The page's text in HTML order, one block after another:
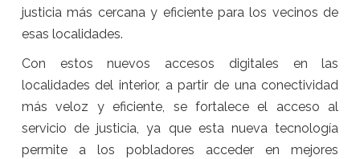
justicia más cercana y eficiente para los vecinos de
esas localidades.
Con estos nuevos accesos digitales en las
localidades del interior, a partir de una conectividad
más veloz y eficiente, se fortalece el acceso al
servicio de justicia, ya que esta nueva tecnología
permite a los pobladores acceder en mejores